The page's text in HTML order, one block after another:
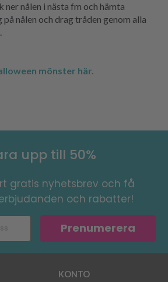
ner nålen i nästa fm och hämta
nålen och drag tråden genom alla
mönster här.
upp till 50%
gratis nyhetsbrev och få
och rabatter!
Prenumerera
KONTO